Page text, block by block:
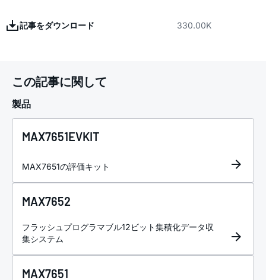
記事をダウンロード 330.00K
この記事に関して
製品
MAX7651EVKIT
MAX7651の評価キット
MAX7652
フラッシュプログラマブル12ビット集積化データ収
集システム
MAX7651